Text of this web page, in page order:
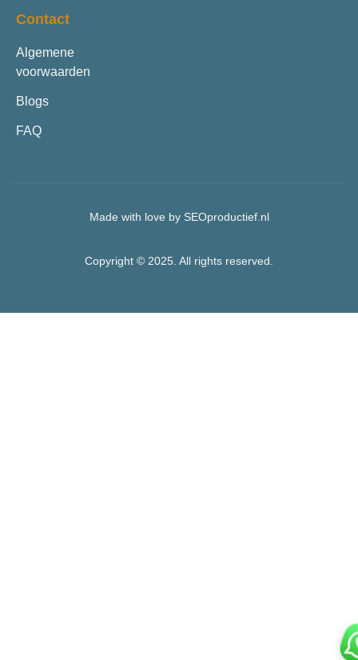
Contact
Algemene
voorwaarden
Blogs
FAQ
Made with love by SEOproductief.nl
Copyright © 2025. All rights reserved.